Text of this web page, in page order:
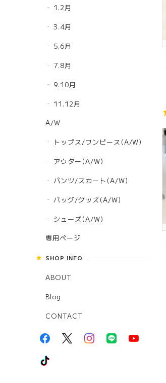
1.2月
3.4月
5.6月
7.8月
9.10月
11.12月
A/W
トップス/ワンピース(A/W)
アウター(A/W)
パンツ/スカート(A/W)
バッグ/グッズ(A/W)
シューズ(A/W)
専用ページ
SHOP INFO
ABOUT
Blog
CONTACT